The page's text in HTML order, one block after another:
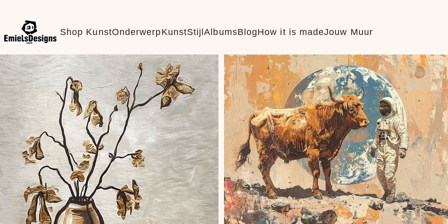
Shop KunstOnderwerpKunstStijlAlbumsBlogHow it is madeJouw Muur